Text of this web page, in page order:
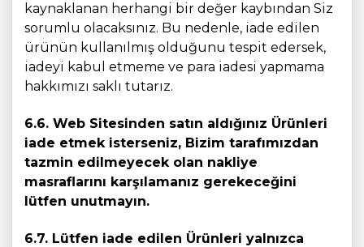
kaynaklanan herhangi bir değer kaybından Siz
sorumlu olacaksınız. Bu nedenle, iade edilen
ürünün kullanılmış olduğunu tespit edersek,
iadeyi kabul etmeme ve para iadesi yapmama
hakkımızı saklı tutarız.
6.6. Web Sitesinden satın aldığınız Ürünleri
iade etmek isterseniz, Bizim tarafımızdan
tazmin edilmeyecek olan nakliye
masraflarını karşılamanız gerekeceğini
lütfen unutmayın.
6.7. Lütfen iade edilen Ürünleri yalnızca